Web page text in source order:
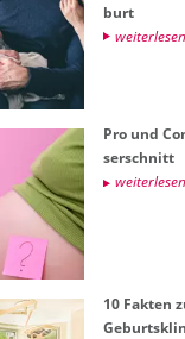
burt
wei­ter­le­sen
Pro und
ser­schnitt
wei­ter­le­sen
10 Fak­ten